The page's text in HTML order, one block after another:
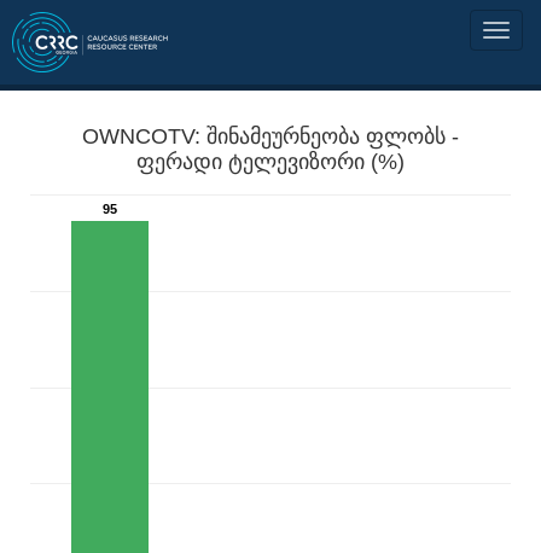
OWNCOTV: შინამეურნეობა ფლობს -
ფერადი ტელევიზორი (%)
95